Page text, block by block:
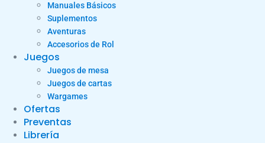
Manuales Básicos
Suplementos
Aventuras
Accesorios de Rol
Juegos
Juegos de mesa
Juegos de cartas
Wargames
Ofertas
Preventas
Librería